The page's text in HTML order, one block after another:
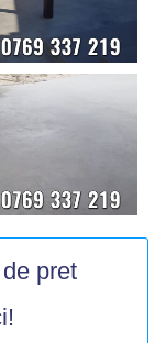
pret